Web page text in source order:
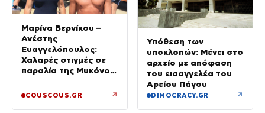
Μαρίνα Βερνίκου –
Ανέστης
Ευαγγελόπουλος:
Χαλαρές στιγμές σε
παραλία της Μυκόνου
COUSCOUS.GR ↗
Υπόθεση των
υποκλοπών: Μένει στο
αρχείο με απόφαση
του εισαγγελέα του
Αρείου Πάγου
DIMOCRACY.GR ↗